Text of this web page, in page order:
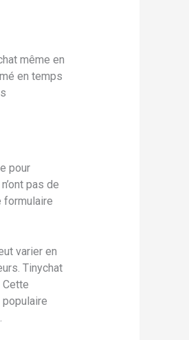
même en
en temps
pour
pas de
formulaire
varier en
Tinychat
Cette